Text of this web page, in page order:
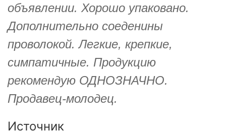
объявлении. Хорошо упаковано.
Дополнительно соеденины
проволокой. Легкие, крепкие,
симпатичные. Продукцию
рекомендую ОДНОЗНАЧНО.
Продавец-молодец.
Источник